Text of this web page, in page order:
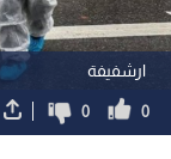
ارشفيفة
0
0